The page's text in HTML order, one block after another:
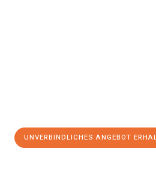
UNVERBINDLICHES ANGEBOT